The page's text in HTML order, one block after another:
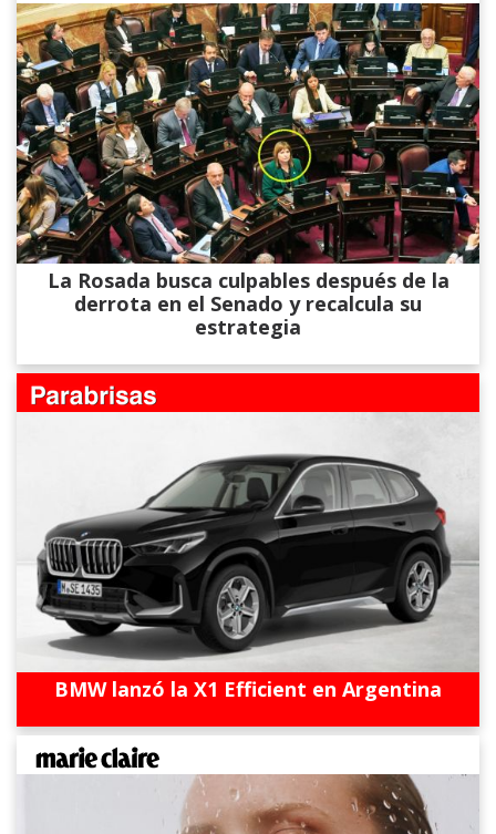
La Rosada busca culpables después de la
derrota en el Senado y recalcula su
estrategia
BMW lanzó la X1 Efficient en Argentina